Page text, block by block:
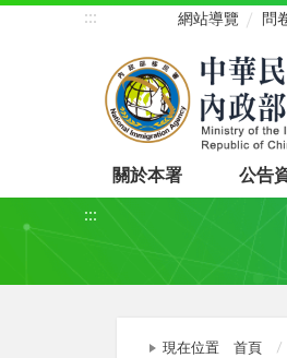
::: 網站導覽 問
關於本署 公告
:::
現在位置 首頁